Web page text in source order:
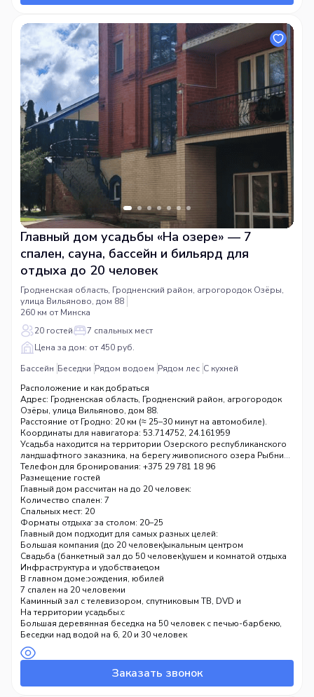
Главный дом усадьбы «На озере» — 7
спален, сауна, бассейн и бильярд для
отдыха до 20 человек
Гродненская область, Гродненский район, агрогородок Озёры,
улица Вильяново, дом 88
260 км от Минска
20 гостей
7 спальных мест
Цена за дом: от 450 руб.
Бассейн Беседки Рядом водоем Рядом лес С кухней
Расположение и как добраться
Адрес: Гродненская область, Гродненский район, агрогородок
Озёры, улица Вильяново, дом 88.
Расстояние от Гродно: 20 км (≈ 25–30 минут на автомобиле).
Координаты для навигатора: 53.714752, 24.161959
Усадьба находится на территории Озерского республиканского
ландшафтного заказника, на берегу живописного озера Рыбница
в окружении лесного массива.
Телефон для бронирования: +375 29 781 18 96
Размещение гостей
Главный дом рассчитан на до 20 человек:
Количество спален: 7
Спальных мест: 20
Посадочных мест за столом: 20–25
Банкетный зал вместимостью до 50 человек
Каминный зал с телевизором и музыкальным центром
Сауна с бассейном для гидромассажа, душем и комнатой отдыха
Бильярдная с русским бильярдом
Форматы отдыха
Главный дом подходит для самых разных целей:
Большая компания (до 20 человек)
Свадьба (банкетный зал до 50 человек)
Корпоративное мероприятие
Девичник, день рождения, юбилей
Семейный отдых с детьми
SPA‑выходные с сауной и бассейном
Активный отдых и релакс
Рыбалка и водные прогулки
Инфраструктура и удобства
В главном доме:
7 спален на 20 человек
Каминный зал с телевизором, спутниковым ТВ, DVD и
музыкальным центром
Полностью оборудованная кухня: газовая плита, холодильник,
чайник, полный набор посуды
Санузлы в каждой комнате: душевая кабина, ванна, умывальник,
горячая вода
Сауна с бассейном (гидромассаж «речка» 8×4 м), душ, комната
Бильярдная с русским бильярдом
На территории усадьбы:
Большая деревянная беседка на 50 человек с печью-барбекю
Беседки над водой на 6, 20 и 30 человек
Беседки на поляне на 10 и 50 человек
Фруктовый сад и пруд с рыбалкой
Собственный пляж и пирс у озера
Парковка для автомобилей
Wi‑Fi на всей территории
Заказать звонок